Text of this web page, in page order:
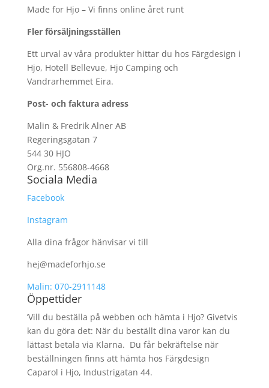
Made for Hjo – Vi finns online året runt
Fler försäljningsställen
Ett urval av våra produkter hittar du hos Färgdesign i
Hjo, Hotell Bellevue, Hjo Camping och
Vandrarhemmet Eira.
Post- och faktura adress
Malin & Fredrik Alner AB
Regeringsgatan 7
544 30 HJO
Org.nr. 556808-4668
Sociala Media
Facebook
Instagram
Alla dina frågor hänvisar vi till
hej@madeforhjo.se
Malin: 070-2911148
Öppettider
’Vill du beställa på webben och hämta i Hjo? Givetvis
kan du göra det: När du beställt dina varor kan du
lättast betala via Klarna. Du får bekräftelse när
beställningen finns att hämta hos Färgdesign
Caparol i Hjo, Industrigatan 44.